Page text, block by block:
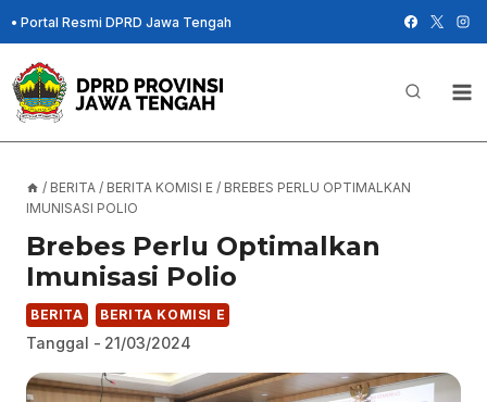
Skip
to
content
• Portal Resmi DPRD Jawa Tengah
/ BERITA / BERITA KOMISI E / BREBES PERLU OPTIMALKAN
IMUNISASI POLIO
Brebes Perlu Optimalkan
Imunisasi Polio
BERITA BERITA KOMISI E
Tanggal - 21/03/2024